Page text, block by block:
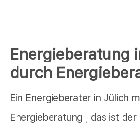
Energieberatung
durch
Ein Energieberater in Jülich
Energieberatung , das ist der